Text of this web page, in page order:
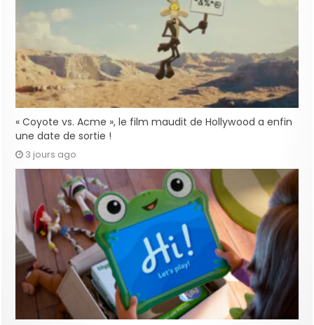
« Coyote vs. Acme », le film maudit de Hollywood a enfin
une date de sortie !
3 jours ago